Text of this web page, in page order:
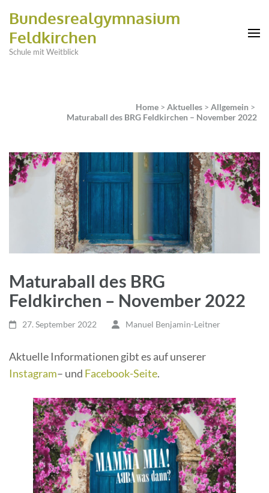
Bundesrealgymnasium
Feldkirchen
Schule mit Weitblick
Home > Aktuelles > Allgemein >
Maturaball des BRG Feldkirchen – November 2022
Maturaball des BRG
Feldkirchen – November 2022
27. September 2022 Manuel Benjamin-Leitner
Aktuelle Informationen gibt es auf unserer
Instagram– und Facebook-Seite.